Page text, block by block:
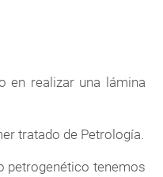
en realizar una lámina
tratado de Petrología.
petrogenético tenemos